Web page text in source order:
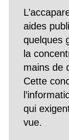
aides
quelques
la
mains de
Cette
qui
vue.